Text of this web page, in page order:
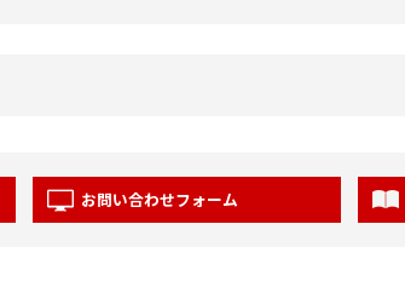
お問い合わせフォーム